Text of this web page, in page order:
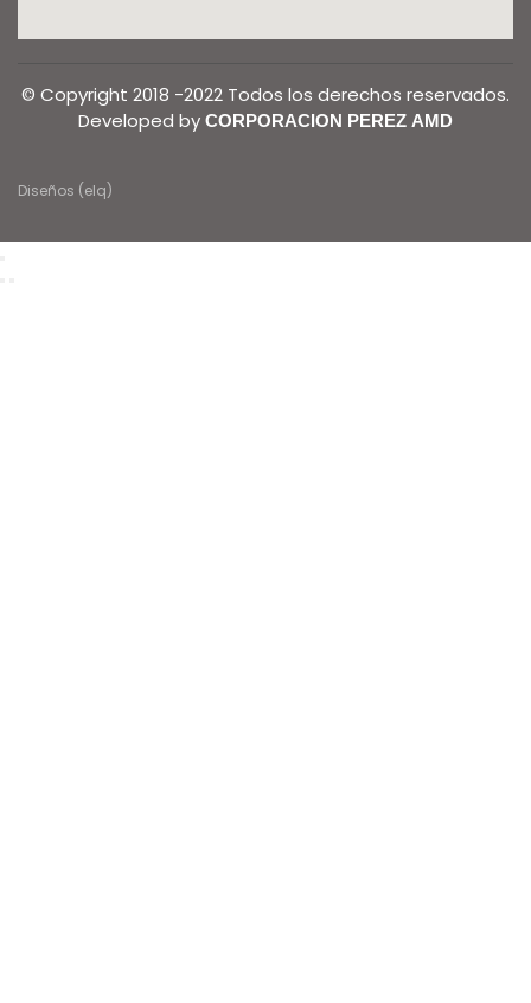
© Copyright 2018 -2022 Todos los derechos reservados.
Developed by CORPORACION PEREZ AMD
Diseños (elq)